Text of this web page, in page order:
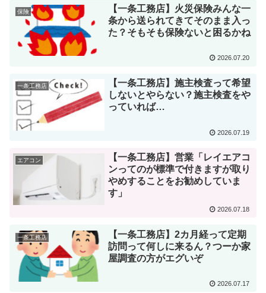
保険
【一条工務店】火災保険みんな一
条から送られてきてそのまま入っ
た？そもそも保険ないと困るかね
2026.07.20
一条工務店
【一条工務店】施主検査って希望
しないとやらない？施主検査をや
っていれば…
2026.07.19
エアコン
【一条工務店】営業「レイエアコ
ンってのが標準で付きますが取り
やめすることをお勧めしていま
す」
2026.07.18
一条工務店
【一条工務店】2カ月経って定期
訪問って何しに来るん？つーか家
屋調査の方がエグいぞ
2026.07.17